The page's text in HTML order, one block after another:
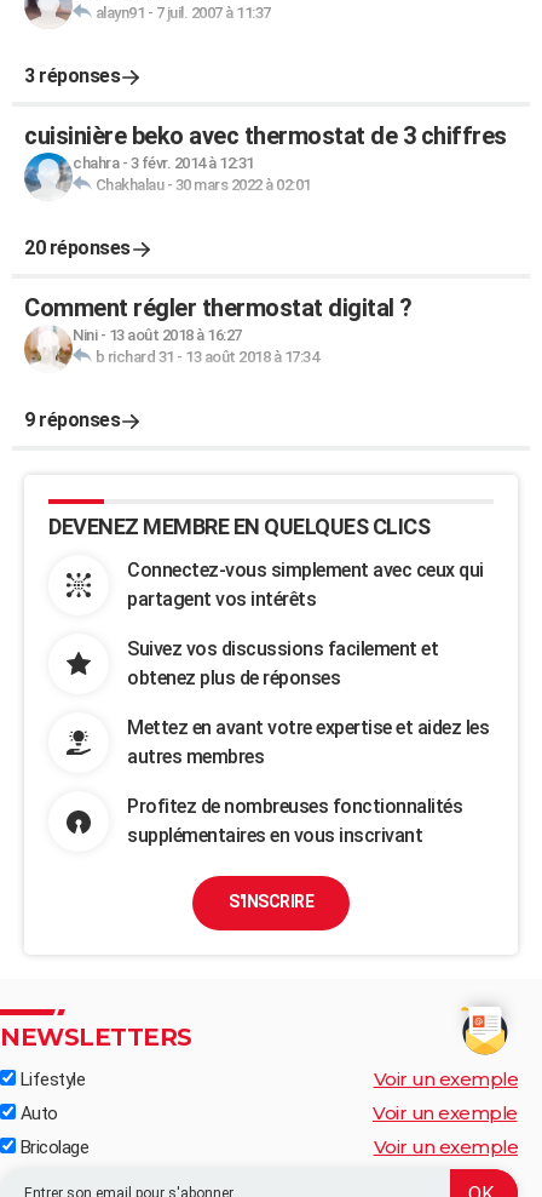
alayn91 - 7 juil. 2007 à 11:37
3 réponses
cuisinière beko avec thermostat de 3 chiffres
chahra- 3 févr. 2014 à 12:31
Chakhalau- 30 mars 2022 à 02:01
20 réponses
Comment régler thermostat digital ?
Nini- 13 août 2018 à 16:27
b richard 31 - 13 août 2018 à 17:34
9 réponses
DEVENEZ MEMBRE EN QUELQUES CLICS
Connectez-vous simplement avec ceux qui
partagent vos intérêts
Suivez vos discussions facilement et
obtenez plus de réponses
Mettez en avant votre expertise et aidez les
autres membres
Profitez de nombreuses fonctionnalités
supplémentaires en vous inscrivant
S'INSCRIRE
NEWSLETTERS
Lifestyle Voir un exemple
Auto Voir un exemple
Bricolage Voir un exemple